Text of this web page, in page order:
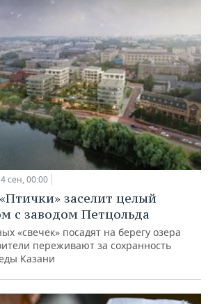
сен, 00:00
заселит целый
с заводом Петцольда
«свечек» посадят на берегу озера
переживают за сохранность
Казани